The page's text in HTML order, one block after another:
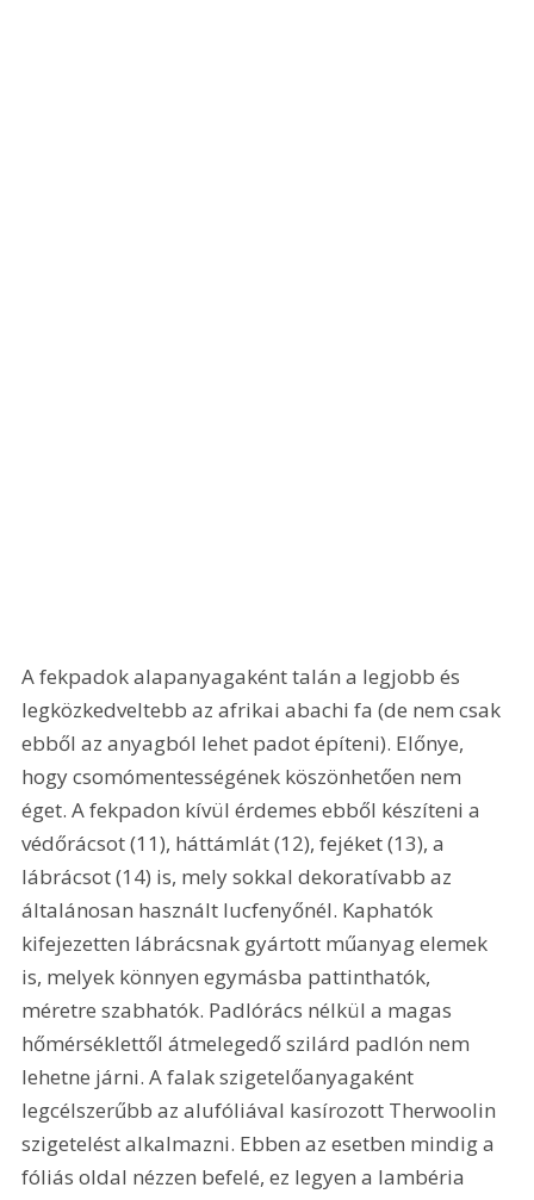
A fekpadok alapanyagaként talán a legjobb és
legközkedveltebb az afrikai abachi fa (de nem csak
ebből az anyagból lehet padot építeni). Előnye,
hogy csomómentességének köszönhetően nem
éget. A fekpadon kívül érdemes ebből készíteni a
védőrácsot (11), háttámlát (12), fejéket (13), a
lábrácsot (14) is, mely sokkal dekoratívabb az
általánosan használt lucfenyőnél. Kaphatók
kifejezetten lábrácsnak gyártott műanyag elemek
is, melyek könnyen egymásba pattinthatók,
méretre szabhatók. Padlórács nélkül a magas
hőmérséklettől átmelegedő szilárd padlón nem
lehetne járni. A falak szigetelőanyagaként
legcélszerűbb az alufóliával kasírozott Therwoolin
szigetelést alkalmazni. Ebben az esetben mindig a
fóliás oldal nézzen befelé, ez legyen a lambéria